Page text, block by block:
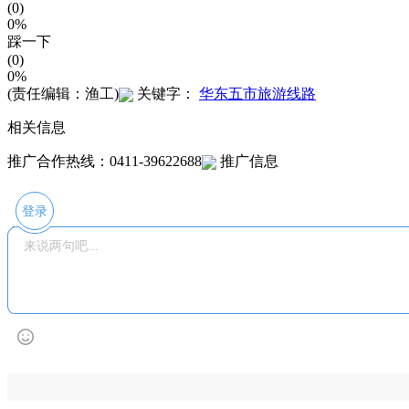
(0)
0%
踩一下
(0)
0%
(责任编辑：渔工)
关键字： 华东五市旅游线路
相关信息
推广合作热线：0411-39622688 推广信息
登录